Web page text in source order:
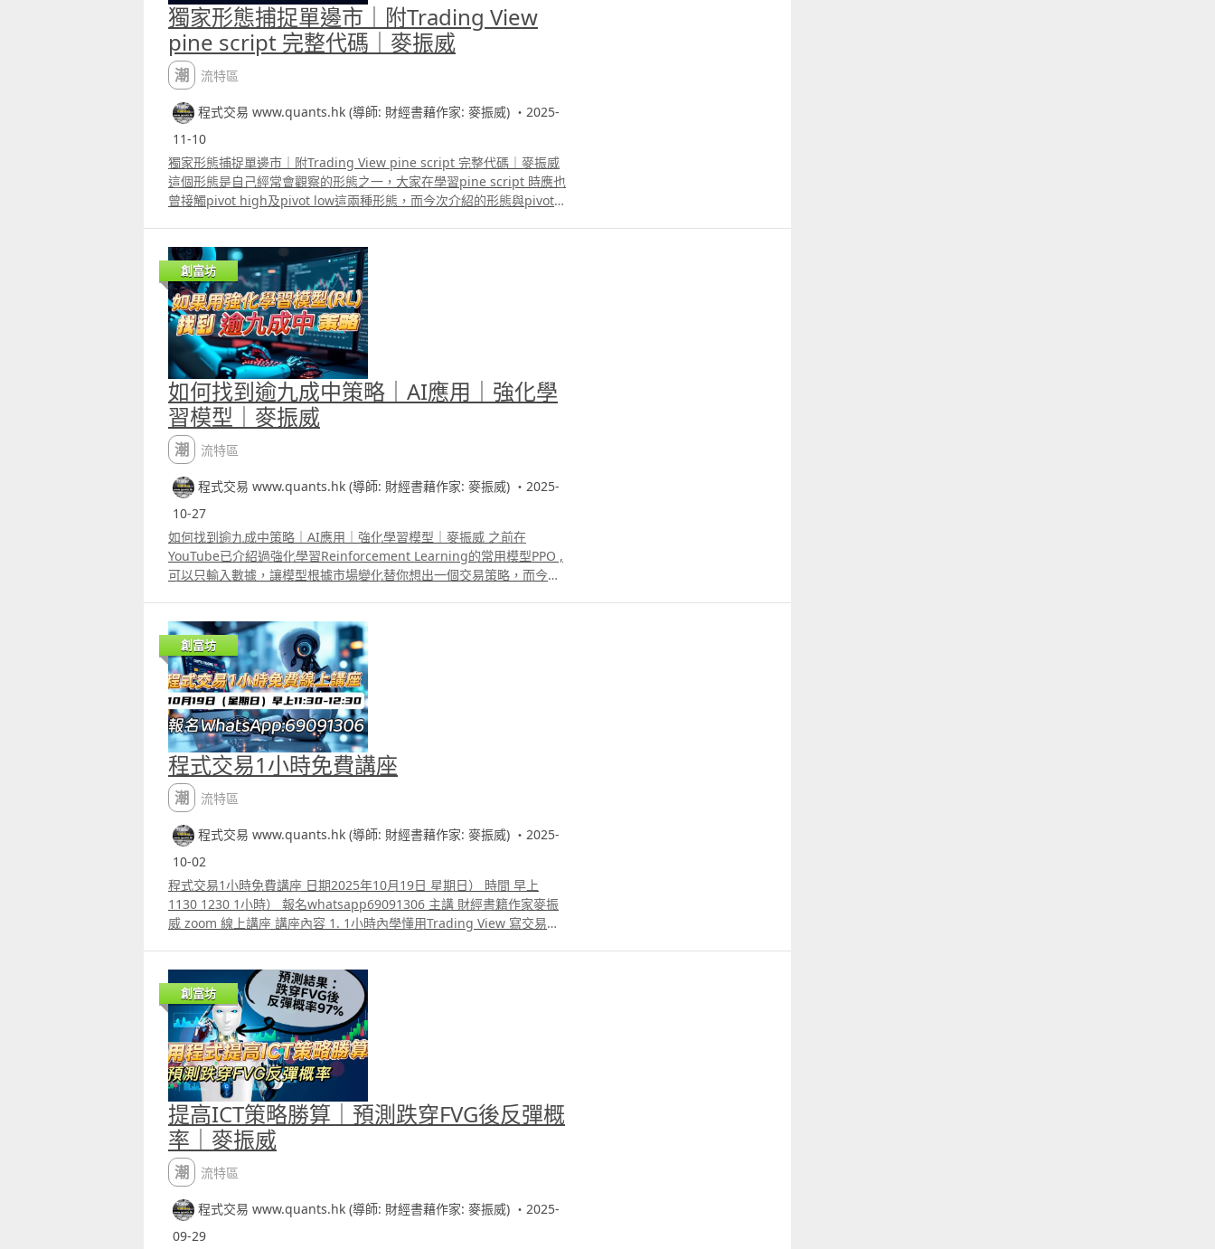
獨家形態捕捉單邊市｜附Trading View
pine script 完整代碼｜麥振威
潮流特區
程式交易 www.quants.hk (導師: 財經書藉作家: 麥振威) ・2025-
11-10
獨家形態捕捉單邊市｜附Trading View pine script 完整代碼｜麥振威
這個形態是自己經常會觀察的形態之一，大家在學習pine script 時應也
曾接觸pivot high及pivot low這兩種形態，而今次介紹的形態與pivot
創富坊
如何找到逾九成中策略｜AI應用｜強化學
習模型｜麥振威
潮流特區
程式交易 www.quants.hk (導師: 財經書藉作家: 麥振威) ・2025-
10-27
如何找到逾九成中策略｜AI應用｜強化學習模型｜麥振威 之前在
YouTube已介紹過強化學習Reinforcement Learning的常用模型PPO ,
可以只輸入數據，讓模型根據市場變化替你想出一個交易策略，而今日
分之大，所以真實交易時根本不敢用。若加上很多的止蝕條件，回報及
勝率又會大幅下降。 其實若運用強化學習模型替你想一個合適的對冲策
略，這些「九成中」的策略便有機會變成真的能替你在市場上獲利。
創富坊
程式交易1小時免費講座
潮流特區
程式交易 www.quants.hk (導師: 財經書藉作家: 麥振威) ・2025-
10-02
程式交易1小時免費講座 日期2025年10月19日 星期日） 時間 早上
1130 1230 1小時） 報名whatsapp69091306 主講 財經書籍作家麥振
威 zoom 線上講座 講座內容 1. 1小時內學懂用Trading View 寫交易策
python版本 5.如何快速學懂用python寫運用排盤市場深度數據的交易
策略autotrade 6.期指盤路分析原理講解 報名whatspp 69091306 或電
郵paul.mark881@gmail.com
創富坊
提高ICT策略勝算｜預測跌穿FVG後反彈概
率｜麥振威
潮流特區
程式交易 www.quants.hk (導師: 財經書藉作家: 麥振威) ・2025-
09-29